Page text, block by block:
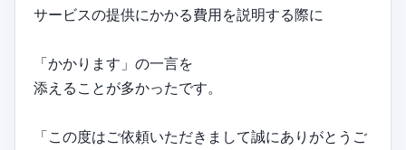
サービスの提供にかかる費用を説明する際に
「かかります」の一言を
添えることが多かったです。
「この度はご依頼いただきまして誠にありがとうご